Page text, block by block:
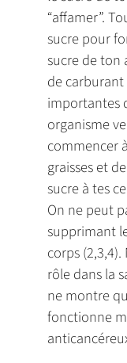
“affamer”.
sucre pour
sucre de ton
de
importantes
organisme
commencer
graisses et
sucre à tes
On ne peut
supprimant
corps
rôle dans la
ne montre
fonctionne